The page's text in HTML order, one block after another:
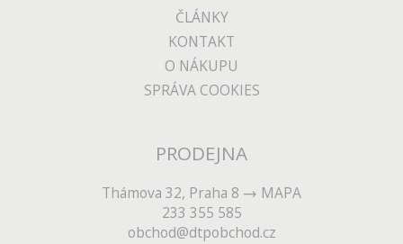
ČLÁNKY
KONTAKT
O NÁKUPU
SPRÁVA COOKIES
PRODEJNA
Thámova 32, Praha 8
MAPA
233 355 585
obchod@dtpobchod.cz